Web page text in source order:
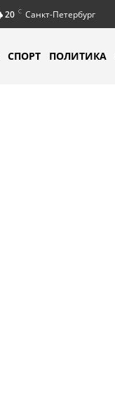
20 C Санкт-Петербург
СПОРТ ПОЛИТИКА